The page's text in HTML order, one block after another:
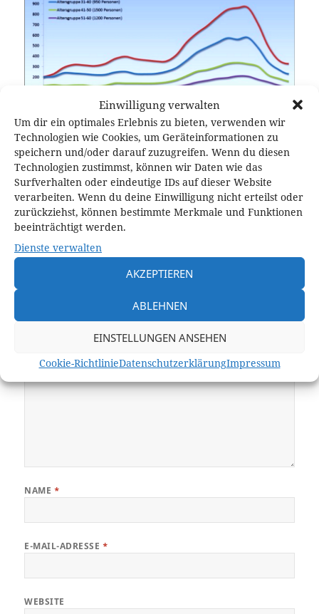
Einwilligung verwalten
Um dir ein optimales Erlebnis zu bieten, verwenden wir
Technologien wie Cookies, um Geräteinformationen zu
speichern und/oder darauf zuzugreifen. Wenn du diesen
Technologien zustimmst, können wir Daten wie das
Surfverhalten oder eindeutige IDs auf dieser Website
verarbeiten. Wenn du deine Einwilligung nicht erteilst oder
zurückziehst, können bestimmte Merkmale und Funktionen
beeinträchtigt werden.
Dienste verwalten
AKZEPTIEREN
ABLEHNEN
EINSTELLUNGEN ANSEHEN
Cookie-RichtlinieDatenschutzerklärungImpressum
Veröffentlicht
am
7. Oktober 2018 Originalgröße
900 × 453
Schreibe einen Kommentar
Deine E-Mail-Adresse wird nicht veröffentlicht.
NAME *
E-MAIL-ADRESSE *
WEBSITE